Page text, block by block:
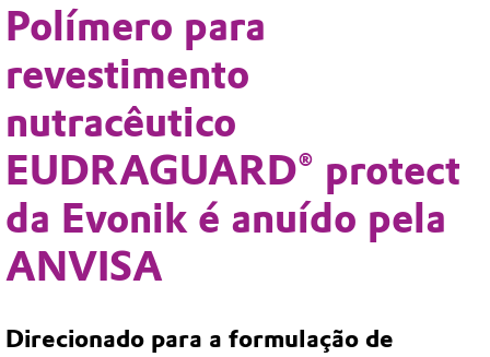
Polímero para
revestimento
nutracêutico
EUDRAGUARD® protect
da Evonik é anuído pela
ANVISA
Direcionado para a formulação de